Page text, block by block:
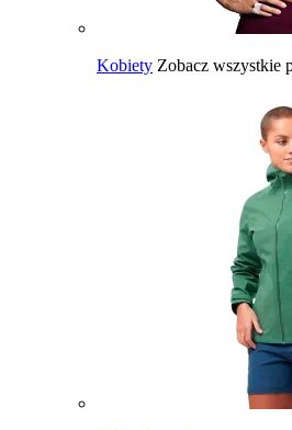
Kobiety Zobacz wszystkie